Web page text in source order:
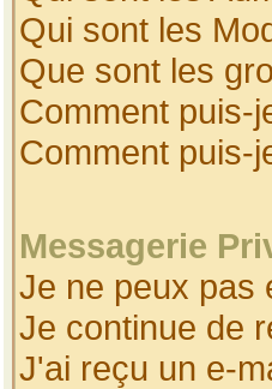
Qui sont les
Que sont les
Comment puis-
Comment puis-
Messagerie
Je ne peux pas
Je continue de
J'ai reçu un e-